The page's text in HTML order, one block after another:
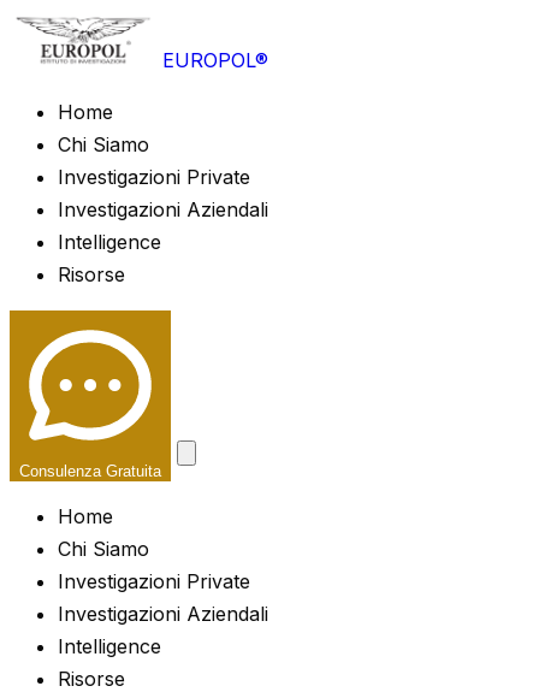
EUROPOL®
Home
Chi Siamo
Investigazioni Private
Investigazioni Aziendali
Intelligence
Risorse
Consulenza Gratuita
Home
Chi Siamo
Investigazioni Private
Investigazioni Aziendali
Intelligence
Risorse